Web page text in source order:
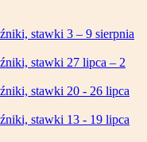
stawki 3 – 9 sierpnia
stawki 27 lipca – 2
stawki 20 - 26 lipca
stawki 13 - 19 lipca